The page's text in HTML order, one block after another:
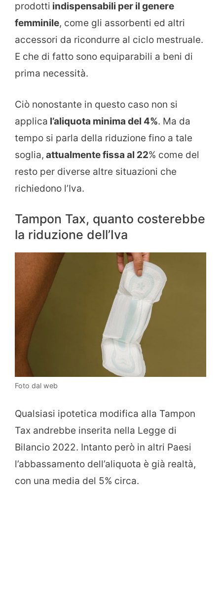
prodotti indispensabili per il genere
femminile, come gli assorbenti ed altri
accessori da ricondurre al ciclo mestruale.
E che di fatto sono equiparabili a beni di
prima necessità.
Ciò nonostante in questo caso non si
applica l’aliquota minima del 4%. Ma da
tempo si parla della riduzione fino a tale
soglia, attualmente fissa al 22% come del
resto per diverse altre situazioni che
richiedono l’Iva.
Tampon Tax, quanto costerebbe
la riduzione dell’Iva
Foto dal web
Qualsiasi ipotetica modifica alla Tampon
Tax andrebbe inserita nella Legge di
Bilancio 2022. Intanto però in altri Paesi
l’abbassamento dell’aliquota è già realtà,
con una media del 5% circa.